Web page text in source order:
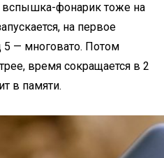
вспышка-фонарик тоже на
на первое
5 — многовато. Потом
время сокращается в 2
в памяти.